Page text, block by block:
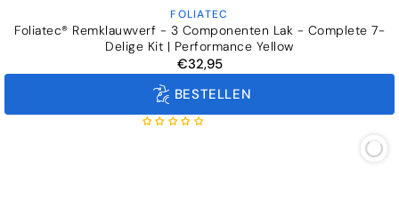
Verkoper:
FOLIATEC
Foliatec® Remklauwverf - 3 Componenten Lak - Complete 7-
Delige Kit | Performance Yellow
Normale
€32,95
BESTELLEN